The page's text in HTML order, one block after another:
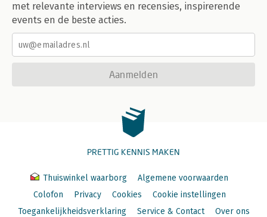
met relevante interviews en recensies, inspirerende
events en de beste acties.
Aanmelden
PRETTIG KENNIS MAKEN
Thuiswinkel waarborg
Algemene voorwaarden
Colofon
Privacy Cookies
Cookie instellingen
Toegankelijkheidsverklaring
Service & Contact Over ons